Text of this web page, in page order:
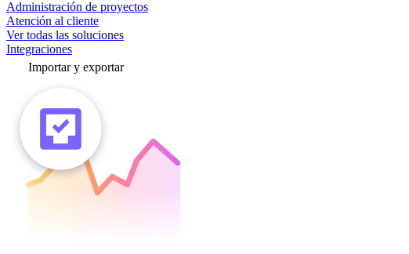
Administración de proyectos
Atención al cliente
Ver todas las soluciones
Integraciones
Importar y exportar